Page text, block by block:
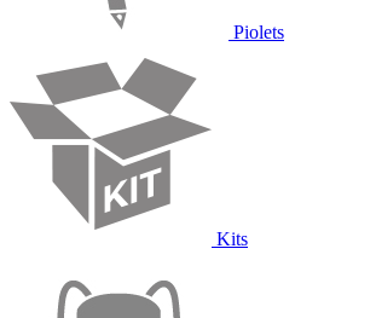
Piolets
Kits